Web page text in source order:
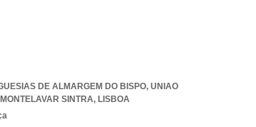
DE ALMARGEM DO BISPO, UNIAO
SINTRA, LISBOA